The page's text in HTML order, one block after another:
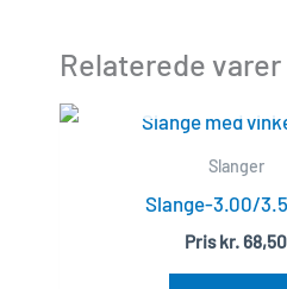
Relaterede varer
Slanger
Slange-3.00/
Priskr.68,50